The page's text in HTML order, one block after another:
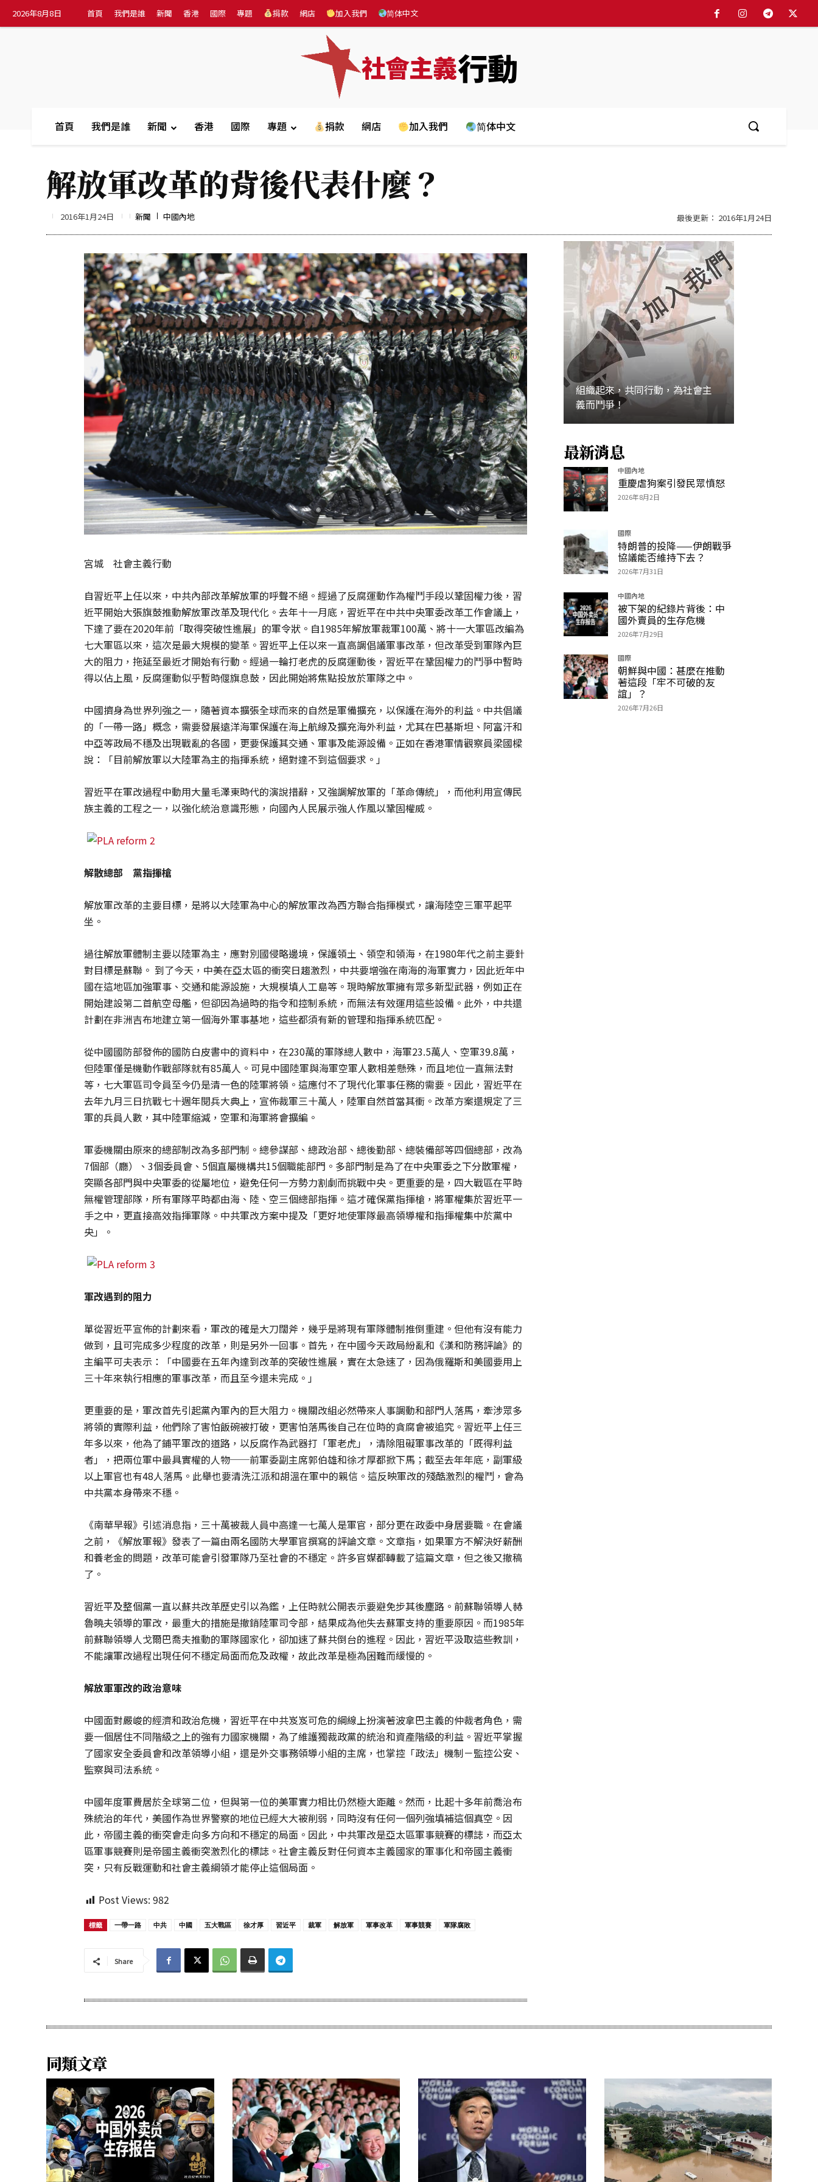
2026年8月8日 首頁 我們是誰 新聞 香港 國際 專題 捐款 網店 加入我們 简体中文
社會主義行動
首頁 我們是誰 新聞 香港 國際 專題 捐款 網店 加入我們 简体中文
解放軍改革的背後代表什麼？
2016年1月24日 最後更新： 2016年1月24日
新聞 中國內地
宮城 社會主義行動
自習近平上任以來，中共內部改革解放軍的呼聲不絕。經過了反腐運動作為權鬥手段以鞏固權力後，習
近平開始大張旗鼓推動解放軍改革及現代化。 去年十一月底，習近平在中共中央軍委改革工作會議上，
下達了要在2020年前「取得突破性進展」的軍令狀。自1985年解放軍裁軍100萬、將十一大軍區改編為
七大軍區以來，這次是最大規模的變革。習近平上任以來一直高調倡議軍事改革，但改革受到軍隊內巨
大的阻力，拖延至最近才開始有行動。經過一輪打老虎的反腐運動後，習近平在鞏固權力的鬥爭中暫時
得以佔上風，反腐運動似乎暫時偃旗息鼓，因此開始將焦點投放於軍隊之中。
中國擠身為世界列強之一，隨著資本擴張全球而來的自然是軍備擴充，以保護在海外的利益。中共倡議
的「一帶一路」概念，需要發展遠洋海軍保護在海上航線及擴充海外利益，尤其在巴基斯坦、阿富汗和
中亞等政局不穩及出現戰亂的各國，更要保護其交通、軍事及能源設備。正如在香港軍情觀察員梁國樑
說：「目前解放軍以大陸軍為主的指揮系統，絕對達不到這個要求。」
習近平在軍改過程中動用大量毛澤東時代的演說措辭，又強調解放軍的「革命傳統」，而他利用宣傳民
族主義的工程之一，以強化統治意識形態，向國內人民展示強人作風以鞏固權威。
解散總部 黨指揮槍
解放軍改革的主要目標，是將以大陸軍為中心的解放軍改為西方聯合指揮模式，讓海陸空三軍平起平
坐。
過往解放軍體制主要以陸軍為主，應對別國侵略邊境，保護領土、領空和領海，在1980年代之前主要針
對目標是蘇聯。 到了今天，中美在亞太區的衝突日趨激烈，中共要增強在南海的海軍實力，因此近年中
國在這地區加強軍事、交通和能源設施，大規模填人工島等。現時解放軍擁有眾多新型武器，例如正在
開始建設第二首航空母艦，但卻因為過時的指令和控制系統，而無法有效運用這些設備。此外，中共還
計劃在非洲吉布地建立第一個海外軍事基地，這些都須有新的管理和指揮系統匹配。
從中國國防部發佈的國防白皮書中的資料中，在230萬的軍隊總人數中，海軍23.5萬人、空軍39.8萬，
但陸軍僅是機動作戰部隊就有85萬人。可見中國陸軍與海軍空軍人數相差懸殊，而且地位一直無法對
等，七大軍區司令員至今仍是清一色的陸軍將領。這應付不了現代化軍事任務的需要。因此，習近平在
去年九月三日抗戰七十週年閱兵大典上，宣佈裁軍三十萬人，陸軍自然首當其衝。改革方案還規定了三
軍的兵員人數，其中陸軍縮減，空軍和海軍將會擴編。
軍委機關由原來的總部制改為多部門制。總參謀部、總政治部、總後勤部、總裝備部等四個總部，改為
7個部（廳）、3個委員會、5個直屬機構共15個職能部門。多部門制是為了在中央軍委之下分散軍權，
突顯各部門與中央軍委的從屬地位，避免任何一方勢力割劇而挑戰中央。更重要的是，四大戰區在平時
無權管理部隊，所有軍隊平時都由海、陸、空三個總部指揮。這才確保黨指揮槍，將軍權集於習近平一
手之中，更直接高效指揮軍隊。中共軍改方案中提及「更好地使軍隊最高領導權和指揮權集中於黨中
央」。
軍改遇到的阻力
單從習近平宣佈的計劃來看，軍改的確是大刀闊斧，幾乎是將現有軍隊體制推倒重建。但他有沒有能力
做到，且可完成多少程度的改革，則是另外一回事。首先，在中國今天政局紛亂和《漢和防務評論》的
主編平可夫表示：「中國要在五年內達到改革的突破性進展，實在太急速了，因為俄羅斯和美國要用上
三十年來執行相應的軍事改革，而且至今還未完成。」
更重要的是，軍改首先引起黨內軍內的巨大阻力。機關改組必然帶來人事調動和部門人落馬，牽涉眾多
將領的實際利益，他們除了害怕飯碗被打破，更害怕落馬後自己在位時的貪腐會被追究。習近平上任三
年多以來，他為了鋪平軍改的道路，以反腐作為武器打「軍老虎」，清除阻礙軍事改革的「既得利益
者」，把兩位軍中最具實權的人物──前軍委副主席郭伯雄和徐才厚都掀下馬；截至去年年底，副軍級
以上軍官也有48人落馬。此舉也要清洗江派和胡溫在軍中的親信。這反映軍改的殘酷激烈的權鬥，會為
中共黨本身帶來不穩。
《南華早報》引述消息指，三十萬被裁人員中高達一七萬人是軍官，部分更在政委中身居要職。在會議
之前，《解放軍報》發表了一篇由兩名國防大學軍官撰寫的評論文章。文章指，如果軍方不解決好薪酬
和養老金的問題，改革可能會引發軍隊乃至社會的不穩定。許多官媒都轉載了這篇文章，但之後又撤稿
了。
習近平及整個黨一直以蘇共改革歷史引以為鑑，上任時就公開表示要避免步其後塵路。前蘇聯領導人赫
魯曉夫領導的軍改，最重大的措施是撤銷陸軍司令部，結果成為他失去蘇軍支持的重要原因。而1985年
前蘇聯領導人戈爾巴喬夫推動的軍隊國家化，卻加速了蘇共倒台的進程。因此，習近平汲取這些教訓，
不能讓軍改過程出現任何不穩定局面而危及政權，故此改革是極為困難而緩慢的。
解放軍軍改的政治意味
中國面對嚴峻的經濟和政治危機，習近平在中共岌岌可危的綱線上扮演著波拿巴主義的仲裁者角色，需
要一個居住不同階級之上的強有力國家機關，為了維護獨裁政黨的統治和資產階級的利益。習近平掌握
了國家安全委員會和改革領導小組，還是外交事務領導小組的主席，也掌控「政法」機制－監控公安、
監察與司法系統。
中國年度軍費居於全球第二位，但與第一位的美軍實力相比仍然極大距離。然而，比起十多年前喬治布
殊統治的年代，美國作為世界警察的地位已經大大被削弱，同時沒有任何一個列強填補這個真空。因
此，帝國主義的衝突會走向多方向和不穩定的局面。因此，中共軍改是亞太區軍事競賽的標誌，而亞太
區軍事競賽則是帝國主義衝突激烈化的標誌。社會主義反對任何資本主義國家的軍事化和帝國主義衝
突，只有反戰運動和社會主義綱領才能停止這個局面。
Post Views: 982
標籤 一帶一路 中共 中國 五大戰區 徐才厚 習近平 裁軍 解放軍 軍事改革 軍事競賽 軍隊腐敗
Share
組織起來，共同行動，為社會主
義而鬥爭！
加入
最新消息
中國內地
重慶虐狗案引發民眾憤怒
2026年8月2日
國際
特朗普的投降——伊朗戰爭
協議能否維持下去？
2026年7月31日
中國內地
被下架的紀錄片背後：中
國外賣員的生存危機
2026年7月29日
國際
朝鮮與中國：甚麼在推動
著這段「牢不可破的友
誼」？
2026年7月26日
同類文章